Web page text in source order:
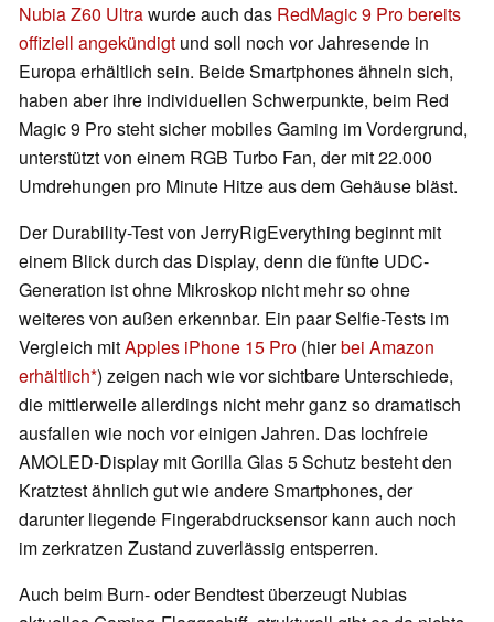
Nubia Z60 Ultrawurde auch das RedMagic 9 Pro bereits
offiziell angekündigt und soll noch vor Jahresende in
Europa erhältlich sein. Beide Smartphones ähneln sich,
haben aber ihre individuellen Schwerpunkte, beim Red
Magic 9 Pro steht sicher mobiles Gaming im Vordergrund,
unterstützt von einem RGB Turbo Fan, der mit 22.000
Umdrehungen pro Minute Hitze aus dem Gehäuse bläst.
Der Durability-Test von JerryRigEverything beginnt mit
einem Blick durch das Display, denn die fünfte UDC-
Generation ist ohne Mikroskop nicht mehr so ohne
weiteres von außen erkennbar. Ein paar Selfie-Tests im
Vergleich mitApples iPhone 15 Pro (hierbei Amazon
erhältlich ) zeigen nach wie vor sichtbare Unterschiede,
die mittlerweile allerdings nicht mehr ganz so dramatisch
ausfallen wie noch vor einigen Jahren. Das lochfreie
AMOLED-Display mit Gorilla Glas 5 Schutz besteht den
Kratztest ähnlich gut wie andere Smartphones, der
darunter liegende Fingerabdrucksensor kann auch noch
im zerkratzen Zustand zuverlässig entsperren.
Auch beim Burn- oder Bendtest überzeugt Nubias